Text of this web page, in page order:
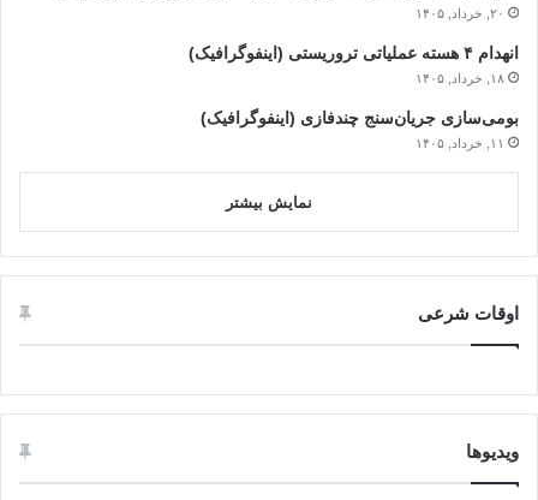
۲۰, خرداد, ۱۴۰۵
انهدام ۴ هسته عملیاتی تروریستی (اینفوگرافیک)
۱۸, خرداد, ۱۴۰۵
بومی‌سازی جریان‌سنج چندفازی (اینفوگرافیک)
۱۱, خرداد, ۱۴۰۵
نمایش بیشتر
اوقات شرعی
ویدیوها